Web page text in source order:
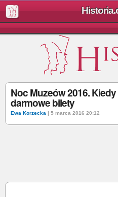
Noc Muzeów 2016.
darmowe bilety
Ewa Korzecka | 5 marca 2016 20:12